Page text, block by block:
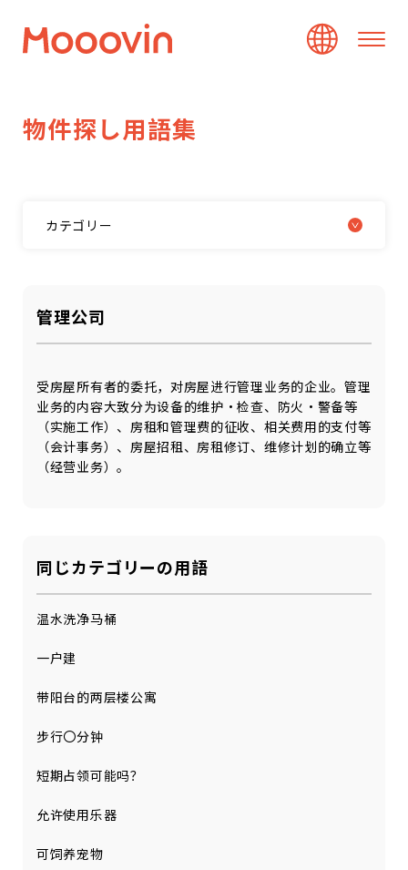
物件探し用語集
カテゴリー
管理公司
受房屋所有者的委托，对房屋进行管理业务的企业。管理
业务的内容大致分为设备的维护・检查、防火・警备等
（实施工作）、房租和管理费的征收、相关费用的支付等
（会计事务）、房屋招租、房租修订、维修计划的确立等
（经营业务）。
同じカテゴリーの用語
温水洗净马桶
一户建
带阳台的两层楼公寓
步行〇分钟
短期占领可能吗？
允许使用乐器
可饲养宠物